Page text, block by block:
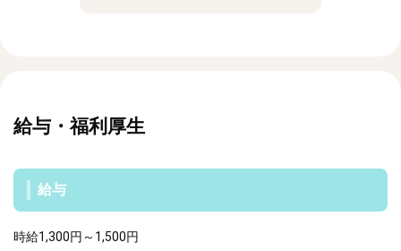
給与・福利厚生
給与
時給1,300円～1,500円